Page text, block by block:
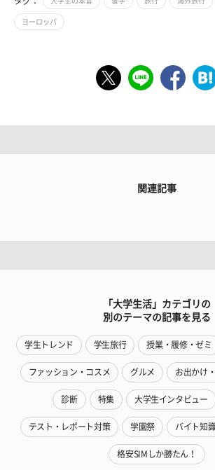
ヨーロッパ
関連記事
「大学生活」カテゴリの
別のテーマの記事を見る
学生トレンド 学生旅行 授業・履修・ゼミ
ファッション・コスメ グルメ お出かけ
診断 特集 大学生インタビュー
テスト・レポート対策 学園祭 バイト知
格安SIMしか勝たん！